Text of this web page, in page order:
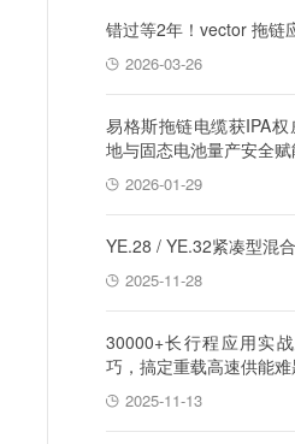
错过等2年！vector 拖链
2026-03-26
易格斯拖链电缆获IPA
地与固态电池量产安全
2026-01-29
YE.28 / YE.32紧凑型混
2025-11-28
30000+长行程应用实
巧，搞定重载高速供能难
2025-11-13